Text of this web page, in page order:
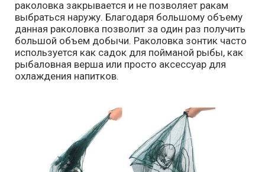
раколовка закрывается и не позволяет ракам
выбраться наружу. Благодаря большому объему
данная раколовка позволит за один раз получить
большой объем добычи. Раколовка зонтик часто
используется как садок для пойманой рыбы, как
рыбаловная верша или просто аксессуар для
охлаждения напитков.